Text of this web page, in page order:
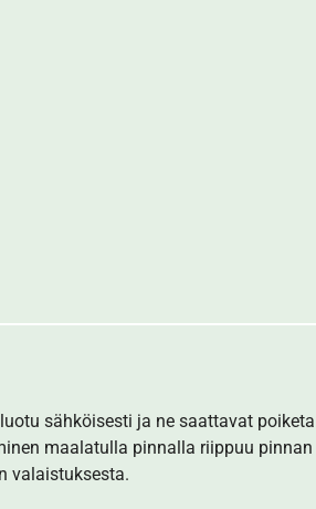
sähköisesti ja ne saattavat
maalatulla pinnalla riippuu pinnan
valaistuksesta.